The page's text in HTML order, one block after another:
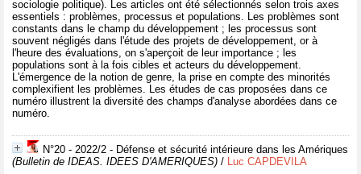
sociologie politique). Les articles ont été sélectionnés selon trois axes
essentiels : problèmes, processus et populations. Les problèmes sont
constants dans le champ du développement ; les processus sont
souvent négligés dans l'étude des projets de développement, or à
l'heure des évaluations, on s'aperçoit de leur importance ; les
populations sont à la fois cibles et acteurs du développement.
L'émergence de la notion de genre, la prise en compte des minorités
complexifient les problèmes. Les études de cas proposées dans ce
numéro illustrent la diversité des champs d'analyse abordées dans ce
numéro.
N°20 - 2022/2 - Défense et sécurité intérieure dans les Amériques
(Bulletin de IDEAS. IDEES D'AMERIQUES) / Luc CAPDEVILA